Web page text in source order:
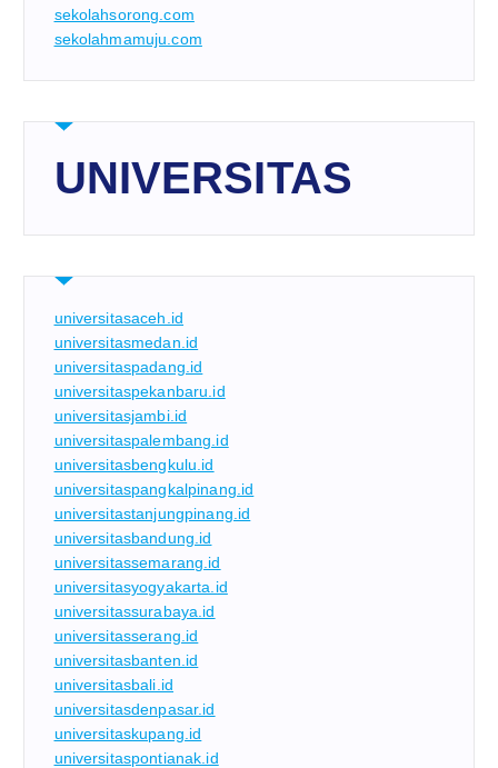
sekolahsorong.com
sekolahmamuju.com
UNIVERSITAS
universitasaceh.id
universitasmedan.id
universitaspadang.id
universitaspekanbaru.id
universitasjambi.id
universitaspalembang.id
universitasbengkulu.id
universitaspangkalpinang.id
universitastanjungpinang.id
universitasbandung.id
universitassemarang.id
universitasyogyakarta.id
universitassurabaya.id
universitasserang.id
universitasbanten.id
universitasbali.id
universitasdenpasar.id
universitaskupang.id
universitaspontianak.id